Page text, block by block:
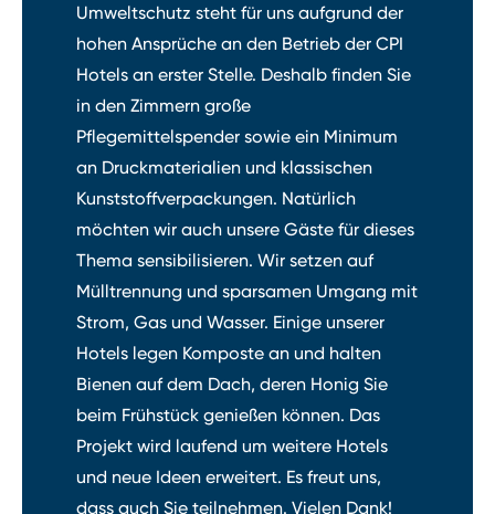
Umweltschutz steht für uns aufgrund der
hohen Ansprüche an den Betrieb der CPI
Hotels an erster Stelle. Deshalb finden Sie
in den Zimmern große
Pflegemittelspender sowie ein Minimum
an Druckmaterialien und klassischen
Kunststoffverpackungen. Natürlich
möchten wir auch unsere Gäste für dieses
Thema sensibilisieren. Wir setzen auf
Mülltrennung und sparsamen Umgang mit
Strom, Gas und Wasser. Einige unserer
Hotels legen Komposte an und halten
Bienen auf dem Dach, deren Honig Sie
beim Frühstück genießen können. Das
Projekt wird laufend um weitere Hotels
und neue Ideen erweitert. Es freut uns,
dass auch Sie teilnehmen. Vielen Dank!